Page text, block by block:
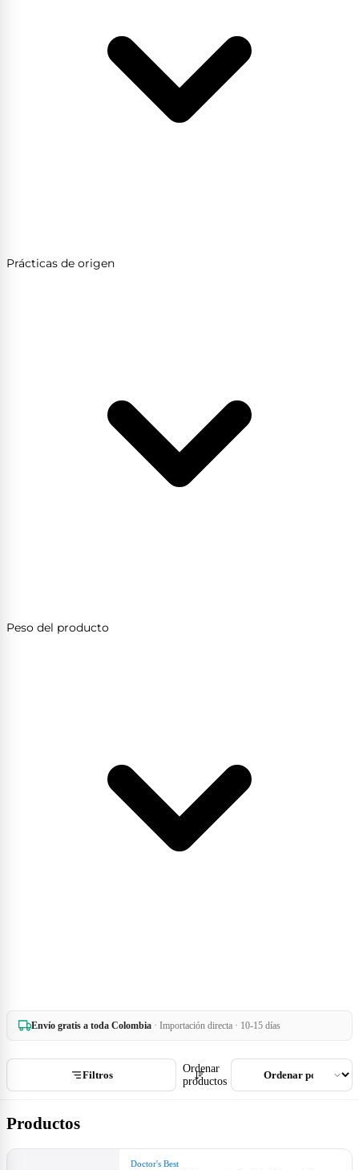
Prácticas de origen
Peso del producto
Envío gratis a toda Colombia · Importación directa · 10-15 días
Filtros
Ordenar
productos
Productos
Doctor's Best